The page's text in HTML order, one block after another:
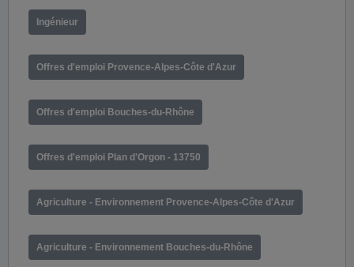
Ingénieur
Offres d'emploi Provence-Alpes-Côte d'Azur
Offres d'emploi Bouches-du-Rhône
Offres d'emploi Plan d'Orgon - 13750
Agriculture - Environnement Provence-Alpes-Côte d'Azur
Agriculture - Environnement Bouches-du-Rhône